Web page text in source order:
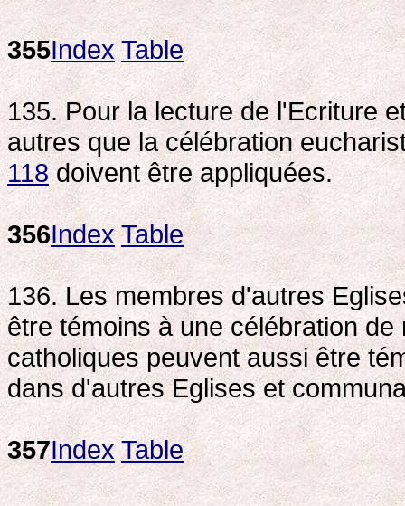
355Index Table
135. Pour la lecture de l'Ecriture
autres que la célébration
118doivent être appliquées.
356Index Table
136. Les membres d'autres
être témoins à une célébration
catholiques peuvent aussi être
dans d'autres Eglises et
357Index Table